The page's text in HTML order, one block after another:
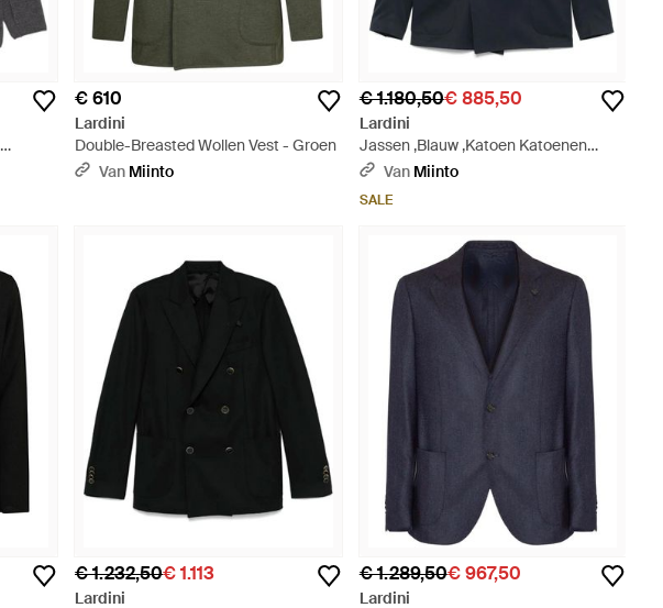
€ 610
Lardini
Double-Breasted Wollen Vest - Groen
Van Miinto
€ 1.180,50€ 885,50
Lardini
Jassen ,Blauw ,Katoen Katoenen
Blazer Double-Breasted Jas - Blauw
Van Miinto
SALE
€ 1.232,50€ 1.113
Lardini
€ 1.289,50€ 967,50
Lardini